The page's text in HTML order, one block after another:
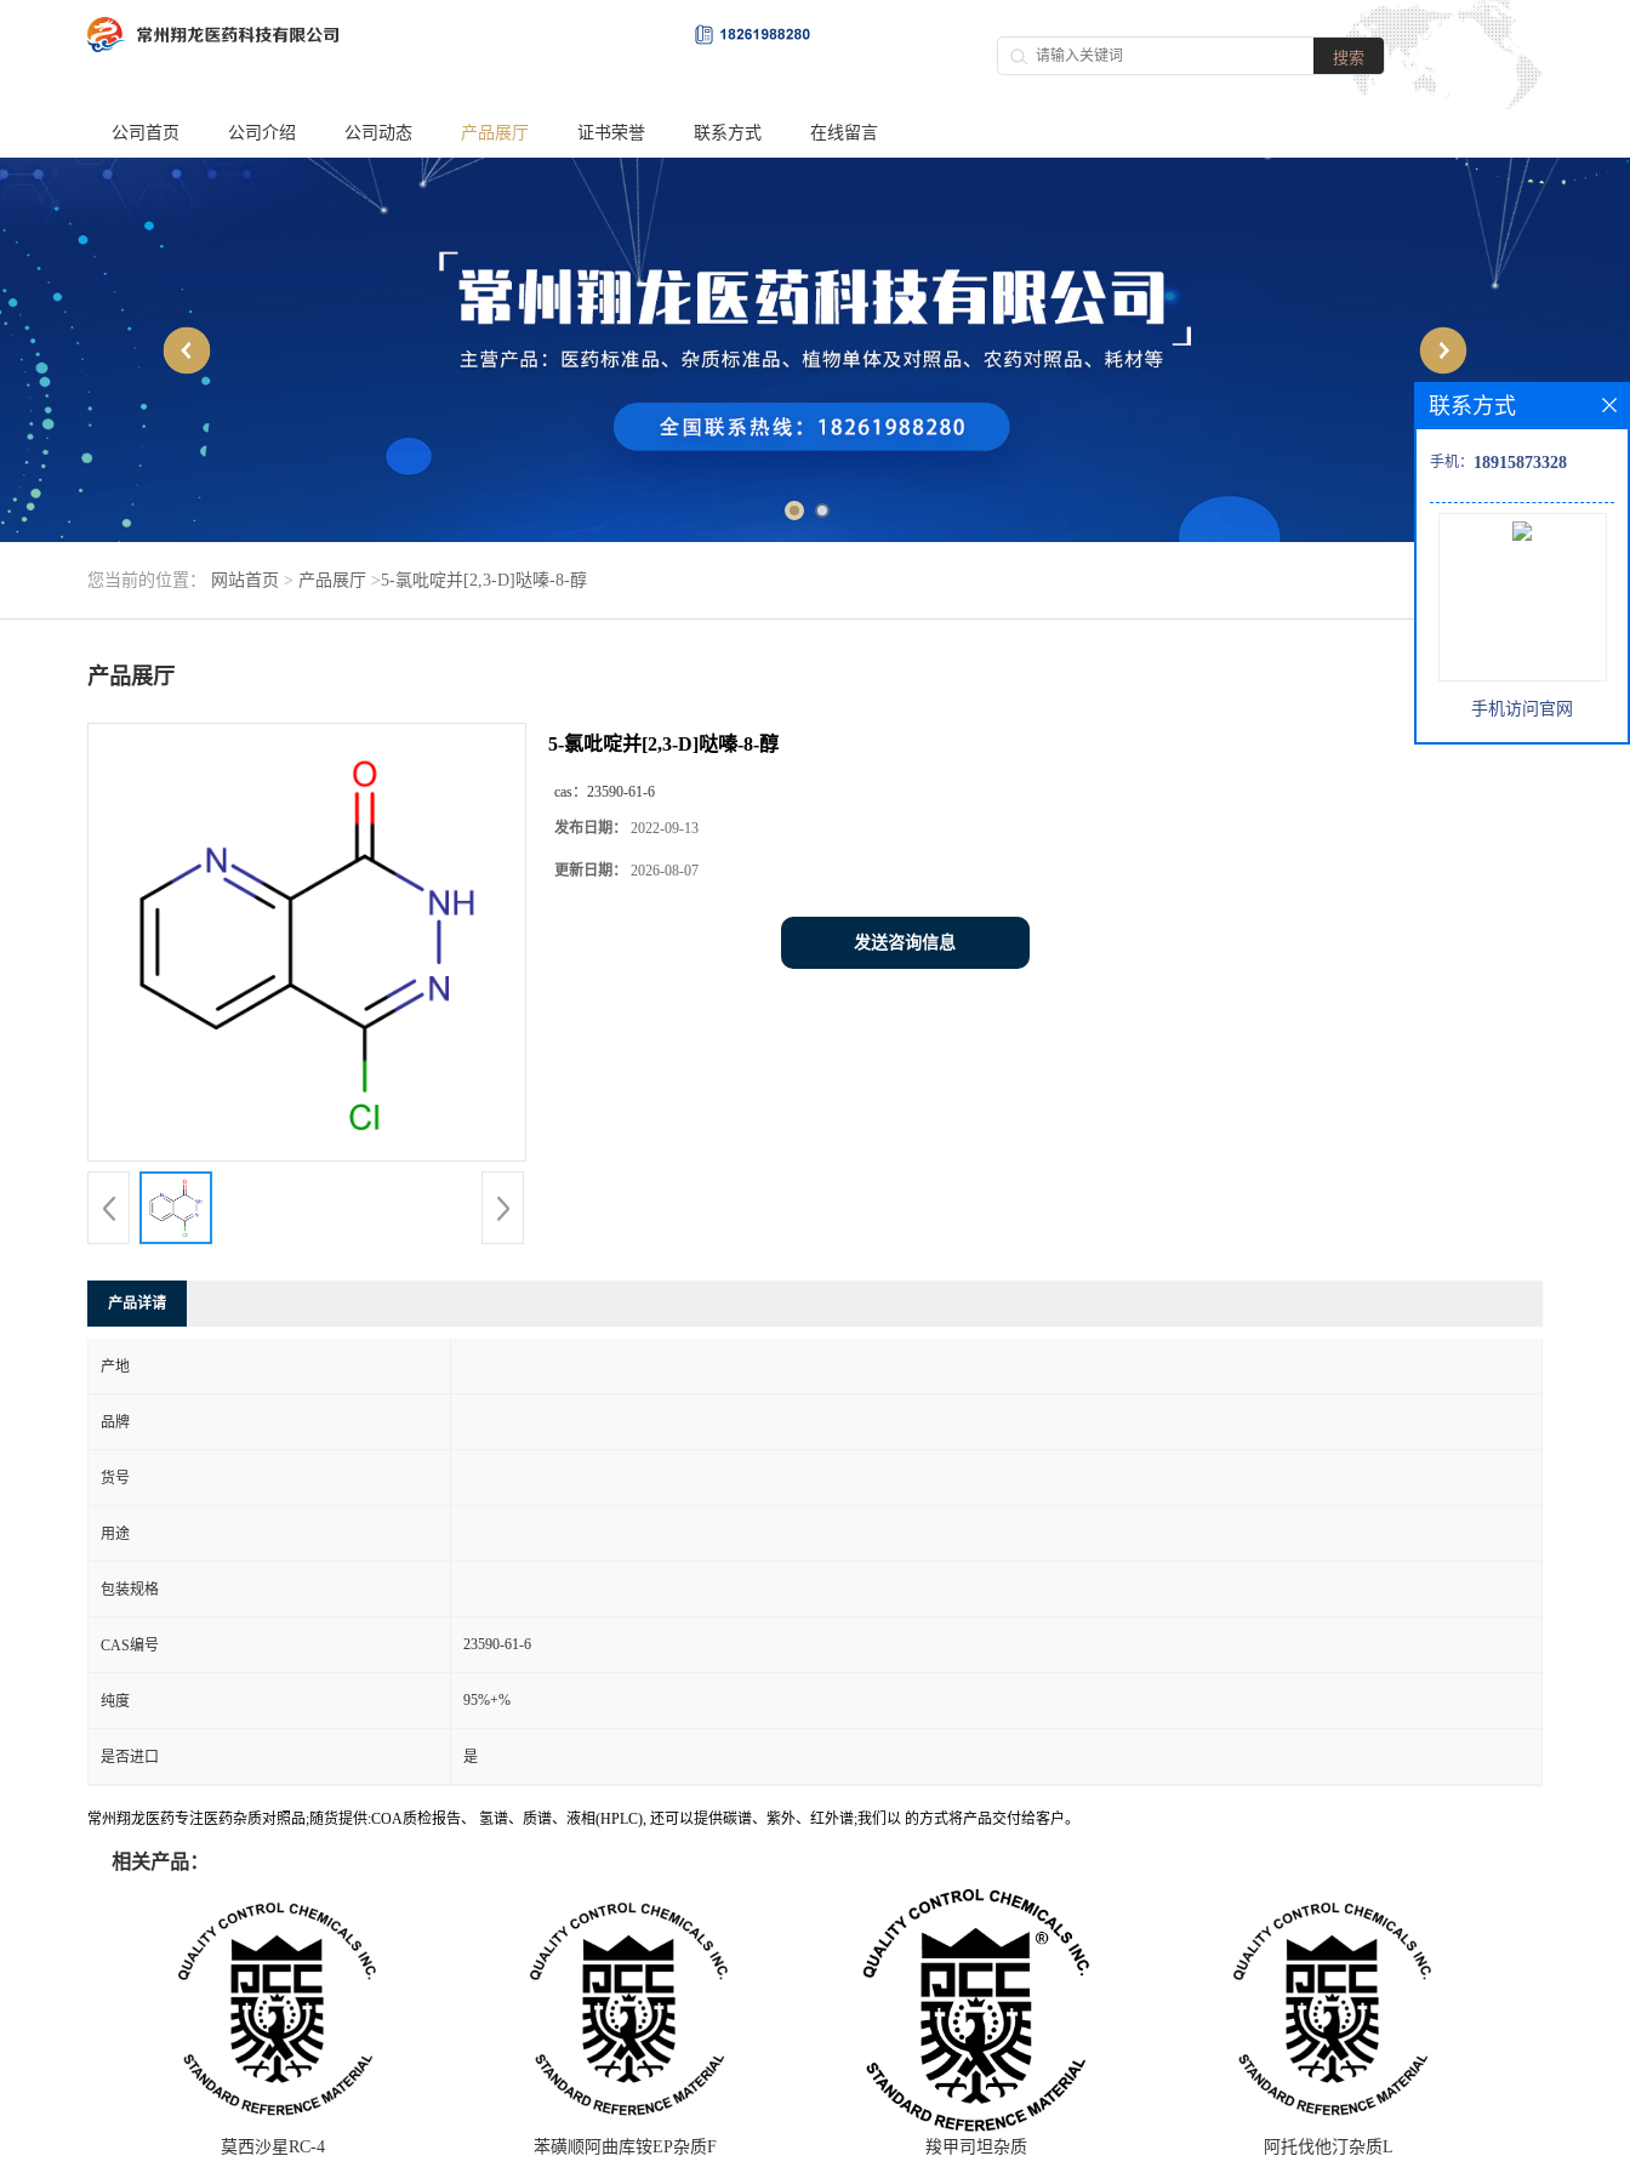
公司首页 公司介绍 公司动态 产品展厅 证书荣誉 联系方式 在线留言
您当前的位置： 网站首页 > 产品展厅 >5-氯吡啶并[2,3-D]哒嗪-8-醇
产品展厅
5-氯吡啶并[2,3-D]哒嗪-8-醇
cas： 23590-61-6
发布日期： 2022-09-13
更新日期： 2026-08-07
发送咨询信息
产品详请
产地
品牌
货号
用途
包装规格
CAS编号 23590-61-6
纯度 95%+%
是否进口 是
常州翔龙医药专注医药杂质对照品;随货提供:COA质检报告、 氢谱、质谱、液相(HPLC), 还可以提供碳谱、紫外、红外谱;我们以 的方式将产品交付给客户。
相关产品：
莫西沙星RC-4 苯磺顺阿曲库铵EP杂质F 羧甲司坦杂质 阿托伐他汀杂质L
联系方式
手机： 18915873328
手机访问官网